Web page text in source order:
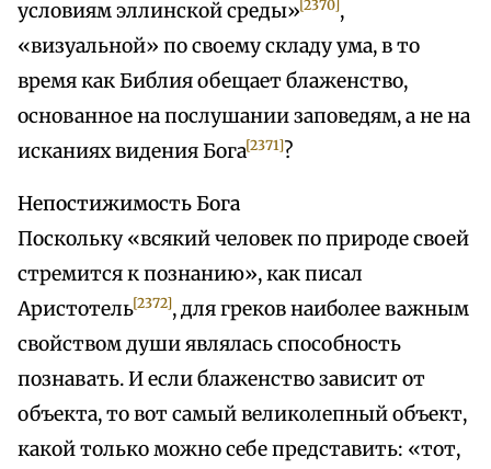
условиям эллинской среды» [2370] ,
«визуальной» по своему складу ума, в то
время как Библия обещает блаженство,
основанное на послушании заповедям, а не на
исканиях видения Бога[2371]?
Непостижимость Бога
Поскольку «всякий человек по природе своей
стремится к познанию», как писал
Аристотель[2372], для греков наиболее важным
свойством души являлась способность
познавать. И если блаженство зависит от
объекта, то вот самый великолепный объект,
какой только можно себе представить: «тот,